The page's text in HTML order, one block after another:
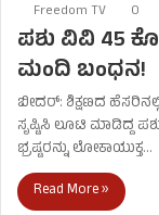
Freedom TV 0
ಪಶು ವಿವಿ 45
ಮಂದಿ ಬಂಧನ!
ಬೀದರ್: ಶಿಕ್ಷಣದ
ಸೃಷ್ಟಿಸಿ ಲೂಟಿ ಮಾಡಿದ್ದ
ಭ್ರಷ್ಟರನ್ನು ಲೋಕಾಯುಕ್ತ…
Read More »